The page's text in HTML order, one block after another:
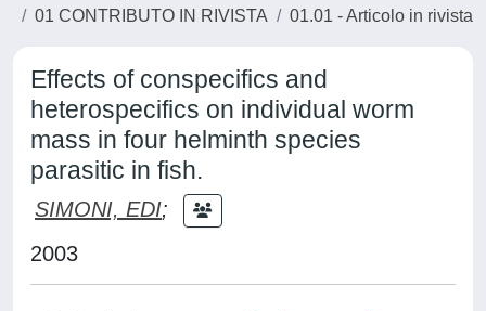
01 CONTRIBUTO IN RIVISTA
01.01 - Articolo in rivista
Effects of conspecifics and
heterospecifics on individual worm
mass in four helminth species
parasitic in fish.
SIMONI, EDI;
2003